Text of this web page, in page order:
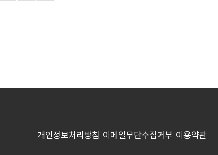
개인정보처리방침 이메일무단수집거부 이용약관